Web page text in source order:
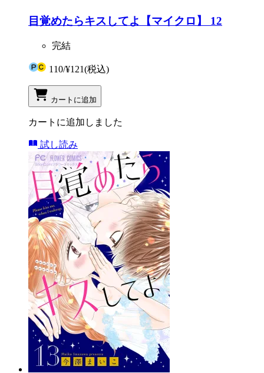
目覚めたらキスしてよ【マイクロ】 12
完結
110/¥121(税込)
カートに追加
カートに追加しました
試し読み